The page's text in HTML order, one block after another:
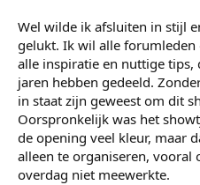
Wel wilde ik afsluiten in stijl
gelukt. Ik wil alle
alle inspiratie en nuttige
jaren hebben gedeeld.
in staat zijn geweest om dit
Oorspronkelijk was het
de opening veel kleur, maar
alleen te organiseren, vooral
overdag niet meewerkte.